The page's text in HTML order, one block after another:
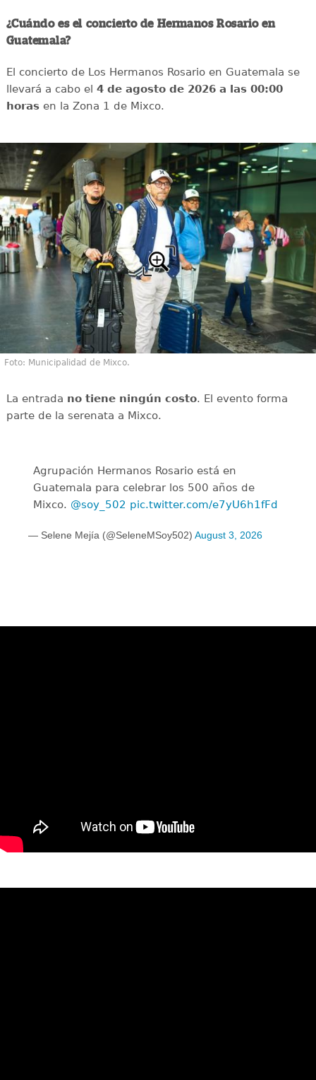
¿Cuándo es el concierto de Hermanos Rosario en
Guatemala?
El concierto de Los Hermanos Rosario en Guatemala se
llevará a cabo el 4 de agosto de 2026 a las 00:00
horasen la Zona 1 de Mixco.
Foto: Municipalidad de Mixco.
La entrada no tiene ningún costo. El evento forma
parte de la serenata a Mixco.
Agrupación Hermanos Rosario está en
Guatemala para celebrar los 500 años de
Mixco. @soy_502 pic.twitter.com/e7yU6h1fFd
— Selene Mejía (@SeleneMSoy502) August 3, 2026